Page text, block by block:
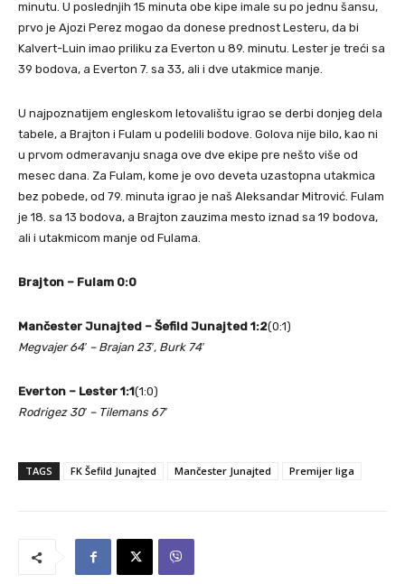
minutu. U poslednjih 15 minuta obe kipe imale su po jednu šansu,
prvo je Ajozi Perez mogao da donese prednost Lesteru, da bi
Kalvert-Luin imao priliku za Everton u 89. minutu. Lester je treći sa
39 bodova, a Everton 7. sa 33, ali i dve utakmice manje.
U najpoznatijem engleskom letovalištu igrao se derbi donjeg dela
tabele, a Brajton i Fulam u podelili bodove. Golova nije bilo, kao ni
u prvom odmeravanju snaga ove dve ekipe pre nešto više od
mesec dana. Za Fulam, kome je ovo deveta uzastopna utakmica
bez pobede, od 79. minuta igrao je naš Aleksandar Mitrović. Fulam
je 18. sa 13 bodova, a Brajton zauzima mesto iznad sa 19 bodova,
ali i utakmicom manje od Fulama.
Brajton – Fulam 0:0
Mančester Junajted – Šefild Junajted 1:2(0:1)
Megvajer 64′ – Brajan 23′, Burk 74′
Everton – Lester 1:1(1:0)
Rodrigez 30′ – Tilemans 67′
TAGS FK Šefild Junajted Mančester Junajted Premijer liga